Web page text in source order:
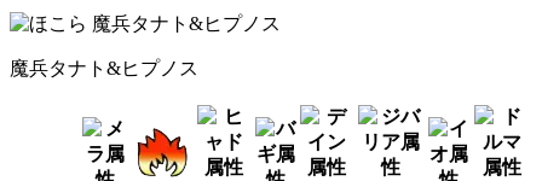
魔兵タナト&ヒプノス